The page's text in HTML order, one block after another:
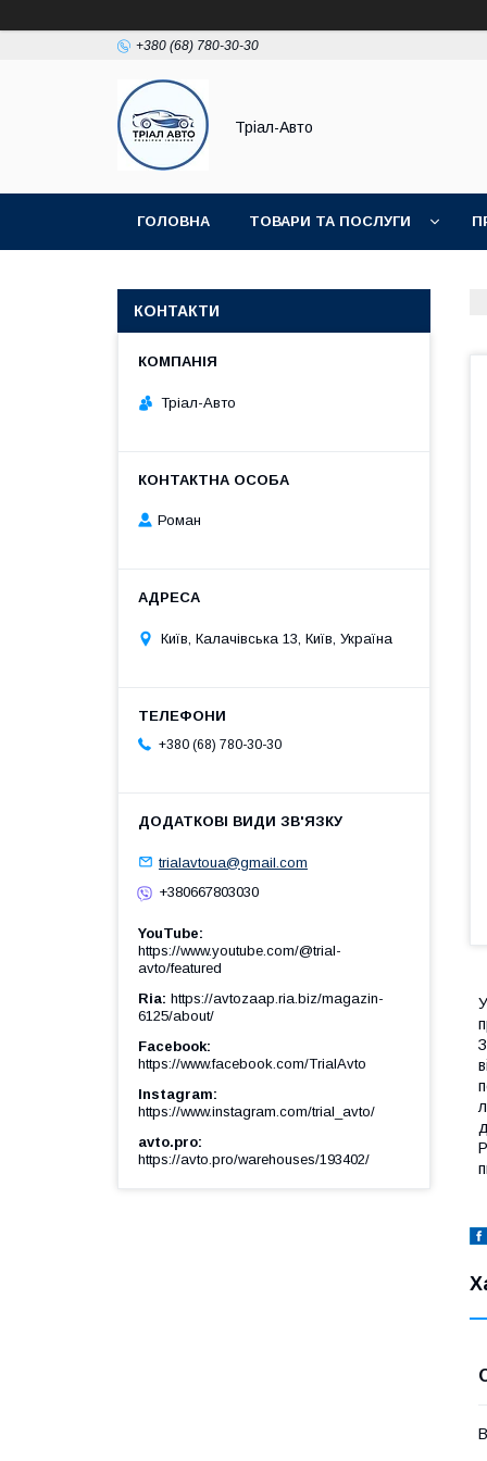
+380 (68) 780-30-30
Тріал-Авто
ГОЛОВНА ТОВАРИ ТА ПОСЛУГИ
КОНТАКТИ
Тріал-Авто
Роман
Київ, Калачівська 13, Київ, Україна
+380 (68) 780-30-30
trialavtoua@gmail.com
+380667803030
YouTube
https://www.youtube.com/@trial-
avto/featured
Ria https://avtozaap.ria.biz/magazin-
6125/about/
Facebook
https://www.facebook.com/TrialAvto
Instagram
https://www.instagram.com/trial_avto/
avto.pro
https://avto.pro/warehouses/193402/